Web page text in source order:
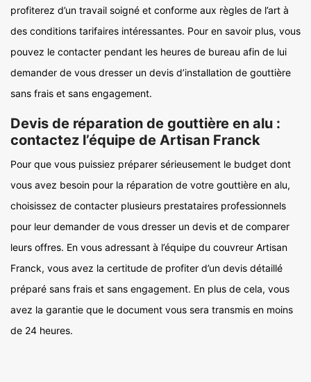
profiterez d’un travail soigné et conforme aux règles de l’art à
des conditions tarifaires intéressantes. Pour en savoir plus, vous
pouvez le contacter pendant les heures de bureau afin de lui
demander de vous dresser un devis d’installation de gouttière
sans frais et sans engagement.
Devis de réparation de gouttière en alu :
contactez l’équipe de Artisan Franck
Pour que vous puissiez préparer sérieusement le budget dont
vous avez besoin pour la réparation de votre gouttière en alu,
choisissez de contacter plusieurs prestataires professionnels
pour leur demander de vous dresser un devis et de comparer
leurs offres. En vous adressant à l’équipe du couvreur Artisan
Franck, vous avez la certitude de profiter d’un devis détaillé
préparé sans frais et sans engagement. En plus de cela, vous
avez la garantie que le document vous sera transmis en moins
de 24 heures.